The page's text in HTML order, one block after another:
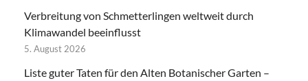
Verbreitung von Schmetterlingen weltweit durch
Klimawandel beeinflusst
5. August 2026
Liste guter Taten für den Alten Botanischer Garten –